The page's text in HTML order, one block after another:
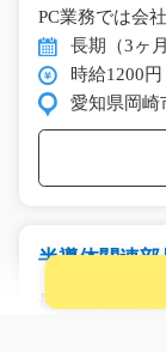
PC業務では会
長期（3ヶ
時給1200円
愛知県岡崎
半導体関連
最先端自動化